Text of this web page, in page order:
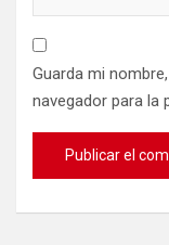
Guarda mi
navegador para la